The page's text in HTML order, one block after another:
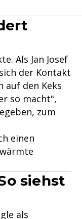
Als Jan Josef
der Kontakt
auf den Keks
so macht",
zum
einen
siehst
als